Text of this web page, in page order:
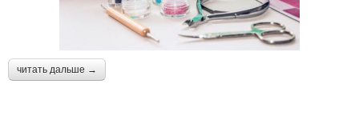
читать дальше →